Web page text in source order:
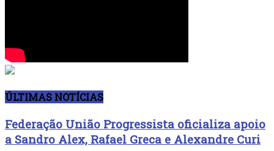
ÚLTIMAS NOTÍCIAS
Federação União Progressista oficializa apoio
a Sandro Alex, Rafael Greca e Alexandre Curi